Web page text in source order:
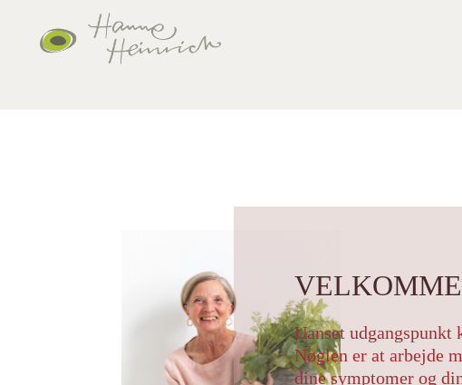
Uanset udgangspunkt
Nøglen er at arbejde
dine symptomer og